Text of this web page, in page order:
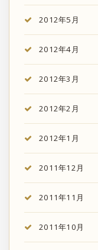
2012年5月
2012年4月
2012年3月
2012年2月
2012年1月
2011年12月
2011年11月
2011年10月